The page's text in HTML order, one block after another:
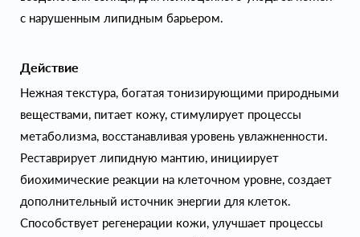
с нарушенным липидным барьером.
Действие
Нежная текстура, богатая тонизирующими природными
веществами, питает кожу, стимулирует процессы
метаболизма, восстанавливая уровень увлажненности.
Реставрирует липидную мантию, инициирует
биохимические реакции на клеточном уровне, создает
дополнительный источник энергии для клеток.
Способствует регенерации кожи, улучшает процессы